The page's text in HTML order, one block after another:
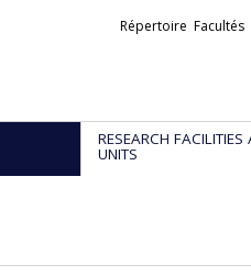
Liens
Répertoire Facultés
RESEARCH FACILITIES
UNITS